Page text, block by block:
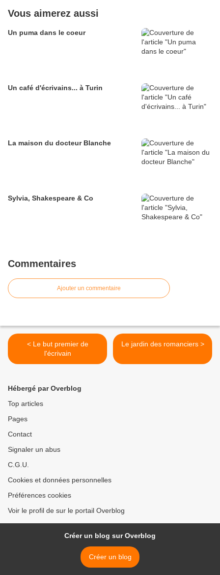
Vous aimerez aussi
Un puma dans le coeur
Un café d'écrivains... à Turin
La maison du docteur Blanche
Sylvia, Shakespeare & Co
Commentaires
Ajouter un commentaire
< Le but premier de
l'écrivain
Le jardin des romanciers >
Hébergé par Overblog
Top articles
Pages
Contact
Signaler un abus
C.G.U.
Cookies et données personnelles
Préférences cookies
Voir le profil de sur le portail Overblog
Créer un blog sur Overblog
Créer un blog